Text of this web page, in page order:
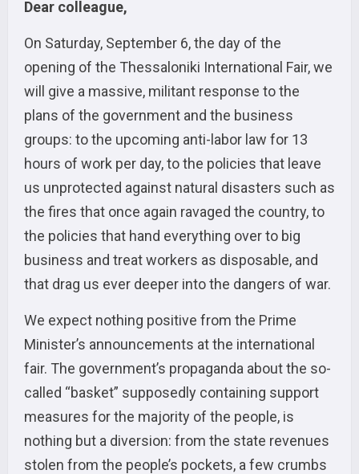
Dear colleague,
On Saturday, September 6, the day of the
opening of the Thessaloniki International Fair, we
will give a massive, militant response to the
plans of the government and the business
groups: to the upcoming anti-labor law for 13
hours of work per day, to the policies that leave
us unprotected against natural disasters such as
the fires that once again ravaged the country, to
the policies that hand everything over to big
business and treat workers as disposable, and
that drag us ever deeper into the dangers of war.
We expect nothing positive from the Prime
Minister’s announcements at the international
fair. The government’s propaganda about the so-
called “basket” supposedly containing support
measures for the majority of the people, is
nothing but a diversion: from the state revenues
stolen from the people’s pockets, a few crumbs